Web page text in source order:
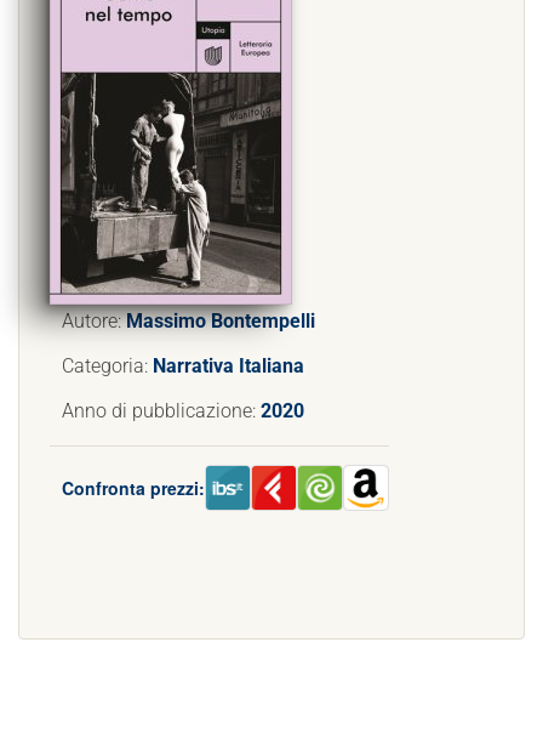
Autore:Massimo Bontempelli
Categoria: Narrativa Italiana
Anno di pubblicazione: 2020
Confronta prezzi: